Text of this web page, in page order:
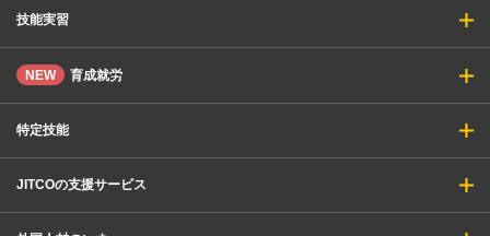
技能実習
NEW 育成就労
特定技能
JITCOの支援サービス